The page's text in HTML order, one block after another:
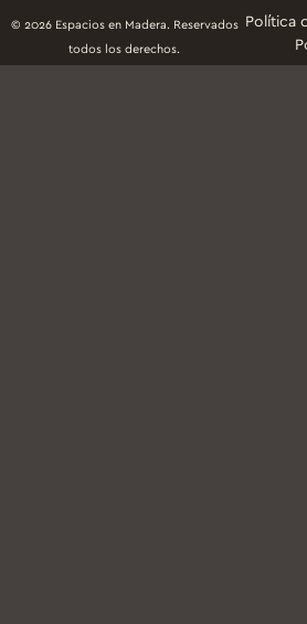
© 2026 Espacios en Madera. Reservados
todos los derechos.
Política